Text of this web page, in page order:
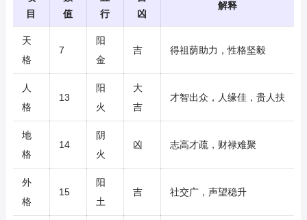
目
值
行
凶
解释
天
格
7
阳
金
吉 得祖荫助力，性格坚毅
人
格
13
阳
火
大
吉
才智出众，人缘佳，贵人扶
地
格
14
阴
火
凶 志高才疏，财禄难聚
外
格
15
阳
土
吉 社交广，声望稳升